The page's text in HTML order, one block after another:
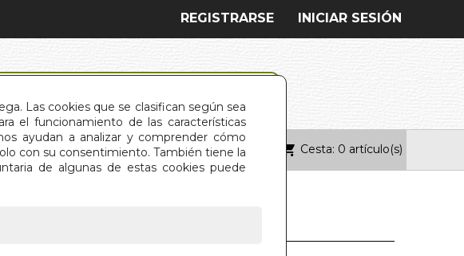
Las cookies que se clasifican según sea
el funcionamiento de las características
ayudan a analizar y comprender cómo
con su consentimiento. También tiene la
de algunas de estas cookies puede
INICIAR SESIÓN
REGISTRARSE
CONTACTO Cesta: 0 artículo(s)